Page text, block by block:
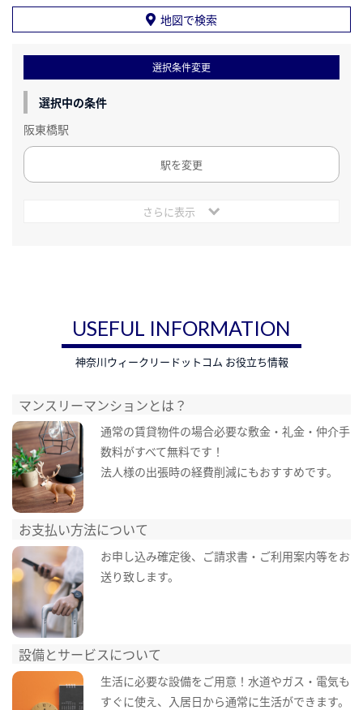
地図で検索
選択条件変更
選択中の条件
阪東橋駅
駅を変更
さらに表示
USEFUL INFORMATION
神奈川ウィークリードットコム お役立ち情報
マンスリーマンションとは？
通常の賃貸物件の場合必要な敷金・礼金・仲介手
数料がすべて無料です！
法人様の出張時の経費削減にもおすすめです。
お支払い方法について
お申し込み確定後、ご請求書・ご利用案内等をお
送り致します。
設備とサービスについて
生活に必要な設備をご用意！水道やガス・電気も
すぐに使え、入居日から通常に生活ができます。